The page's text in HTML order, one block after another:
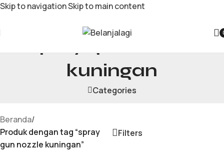
Skip to navigationSkip to main content
kuningan
Categories
Beranda/
Produk dengan tag “spray
gun nozzle kuningan”
Filters